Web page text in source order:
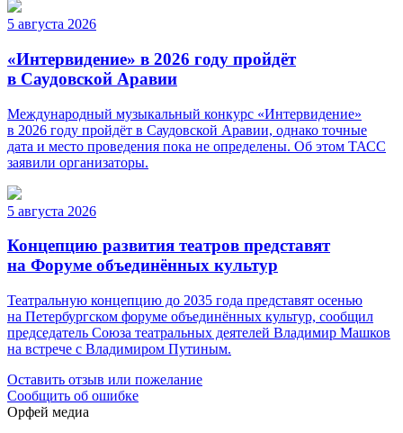
5 августа 2026
«Интервидение» в 2026 году пройдёт
в Саудовской Аравии
Международный музыкальный конкурс «Интервидение»
в 2026 году пройдёт в Саудовской Аравии, однако точные
дата и место проведения пока не определены. Об этом ТАСС
заявили организаторы.
5 августа 2026
Концепцию развития театров представят
на Форуме объединённых культур
Театральную концепцию до 2035 года представят осенью
на Петербургском форуме объединённых культур, сообщил
председатель Союза театральных деятелей Владимир Машков
на встрече с Владимиром Путиным.
Оставить отзыв или пожелание
Сообщить об ошибке
Орфей медиа